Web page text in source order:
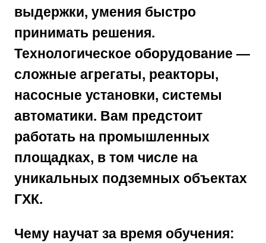
выдержки, умения быстро
принимать решения.
Технологическое оборудование —
сложные агрегаты, реакторы,
насосные установки, системы
автоматики. Вам предстоит
работать на промышленных
площадках, в том числе на
уникальных подземных объектах
ГХК.
Чему научат за время обучения: